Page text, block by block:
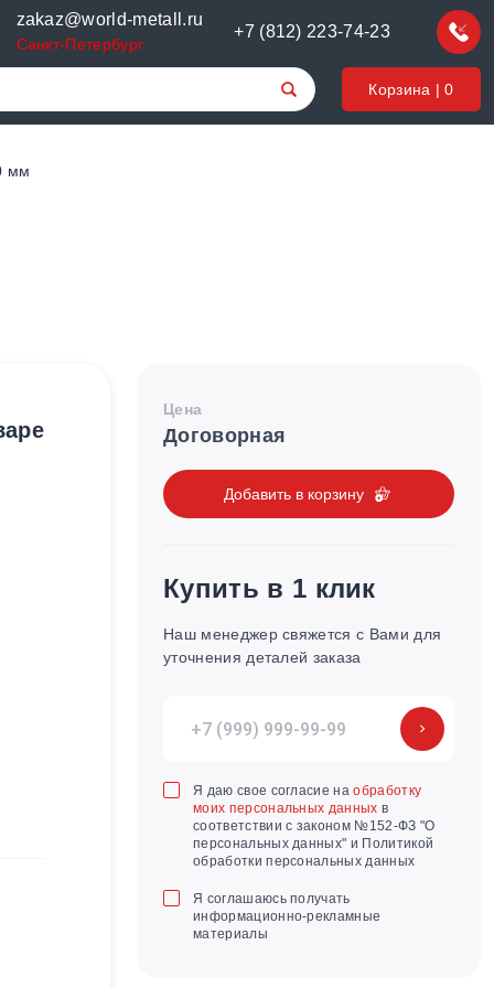
zakaz@world-metall.ru
Санкт-Петербург
+7 (812) 223-74-23
Корзина |0
мм
Цена
Договорная
Добавить в корзину
Купить в 1 клик
Наш менеджер свяжется с Вами для
уточнения деталей заказа
Я даю свое согласие наобработку
моих персональных данных в
соответствии с законом №152-ФЗ "О
персональных данных" и Политикой
обработки персональных данных
Я соглашаюсь получать
информационно-рекламные
материалы